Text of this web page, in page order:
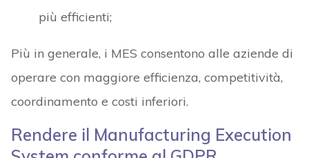
più efficienti;
Più in generale, i MES consentono alle aziende di
operare con maggiore efficienza, competitività,
coordinamento e costi inferiori.
Rendere il Manufacturing Execution